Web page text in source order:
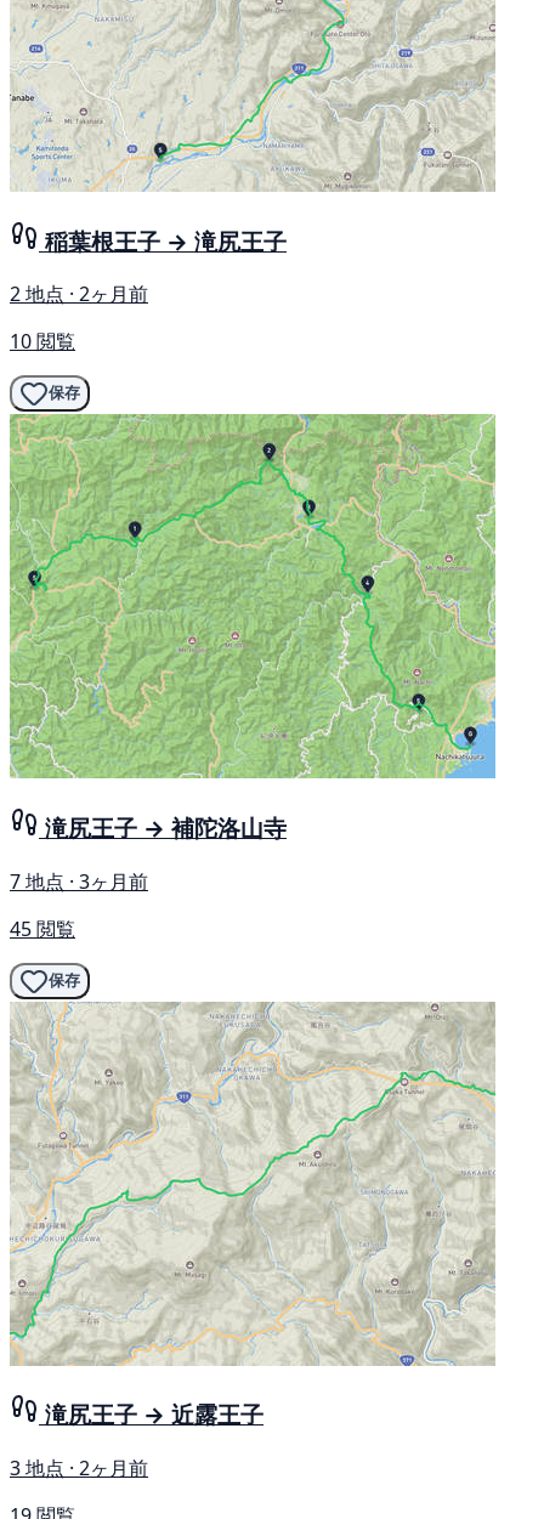
稲葉根王子 → 滝尻王子
2 地点 · 2ヶ月前
10 閲覧
保存
滝尻王子 → 補陀洛山寺
7 地点 · 3ヶ月前
45 閲覧
保存
滝尻王子 → 近露王子
3 地点 · 2ヶ月前